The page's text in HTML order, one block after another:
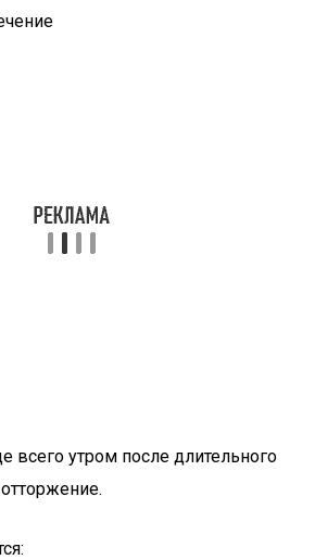
всего утром после длительного
отторжение.